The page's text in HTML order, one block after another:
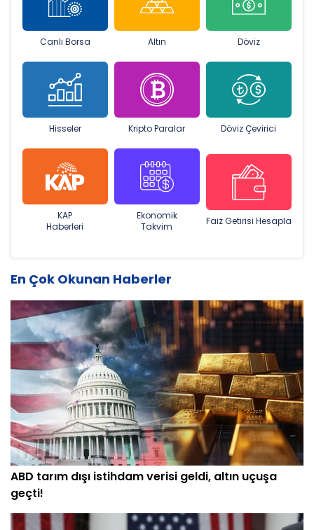
Canlı Borsa Altın Döviz
Hisseler Kripto Paralar Döviz Çevirici
KAP
Haberleri
Ekonomik
Takvim
Faiz Getirisi Hesapla
En Çok Okunan Haberler
ABD tarım dışı istihdam verisi geldi, altın uçuşa
geçti!